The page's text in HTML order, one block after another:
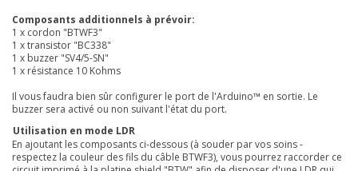
Composants additionnels à prévoir:
1 x cordon "BTWF3"
1 x transistor "BC338"
1 x buzzer "SV4/5-SN"
1 x résistance 10 Kohms
Il vous faudra bien sûr configurer le port de l'Arduino™ en sortie. Le
buzzer sera activé ou non suivant l'état du port.
Utilisation en mode LDR
En ajoutant les composants ci-dessous (à souder par vos soins -
respectez la couleur des fils du câble BTWF3), vous pourrez raccorder ce